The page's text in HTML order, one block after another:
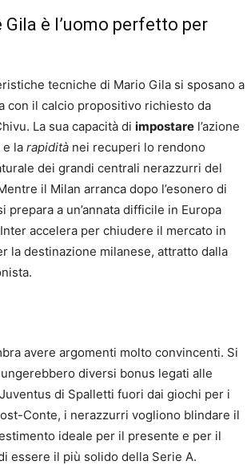
Gila è l’uomo perfetto per
tecniche di Mario Gila si sposano a
con il calcio propositivo richiesto da
La sua capacità di impostare l’azione
e la rapidità nei recuperi lo rendono
dei grandi centrali nerazzurri del
il Milan arranca dopo l’esonero di
prepara a un’annata difficile in Europa
accelera per chiudere il mercato in
la destinazione milanese, attratto dalla
avere argomenti molto convincenti. Si
diversi bonus legati alle
di Spalletti fuori dai giochi per i
Conte, i nerazzurri vogliono blindare il
ideale per il presente e per il
essere il più solido della Serie A.